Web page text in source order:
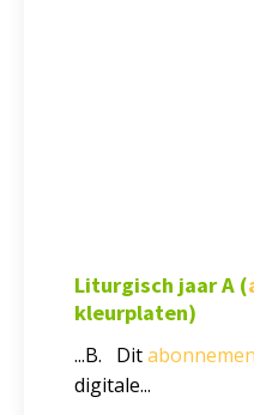
Liturgisch jaar A (
kleurplaten)
...B. Dit
digitale...